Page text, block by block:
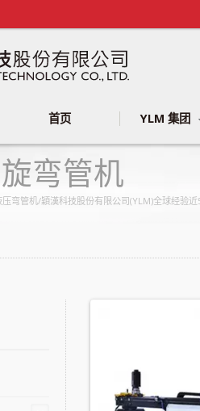
首页 YLM 集团
弯管机
弯管机/穎漢科技股份有限公司(YLM)全球经验